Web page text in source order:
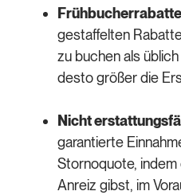
gestaffelten
zu buchen als
desto größer die
Nicht
garantierte
Stornoquote,
Anreiz gibst, im